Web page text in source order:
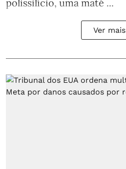
polissilício, uma maté ...
Ver mais